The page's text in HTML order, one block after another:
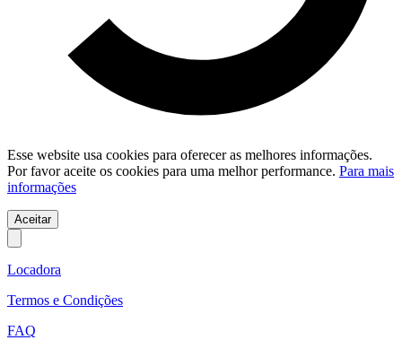
Esse website usa cookies para oferecer as melhores informações.
Por favor aceite os cookies para uma melhor performance. Para mais
informações
Aceitar
Locadora
Termos e Condições
FAQ